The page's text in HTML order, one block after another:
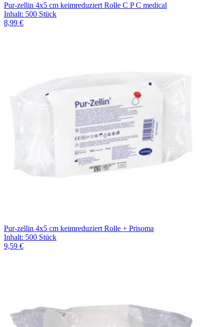
Pur-zellin 4x5 cm keimreduziert Rolle C P C medical
Inhalt: 500 Stück
8,99 €
Pur-zellin 4x5 cm keimreduziert Rolle + Prisoma
Inhalt: 500 Stück
9,59 €